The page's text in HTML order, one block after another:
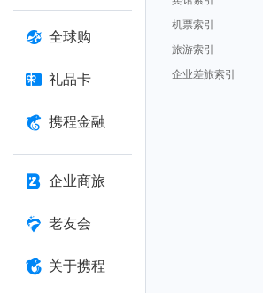
全球购
礼品卡
携程金融
企业商旅
老友会
关于携程
机票索引
旅游索引
企业差旅索引